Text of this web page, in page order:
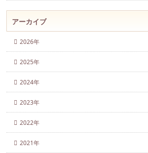
アーカイブ
2026年
2025年
2024年
2023年
2022年
2021年